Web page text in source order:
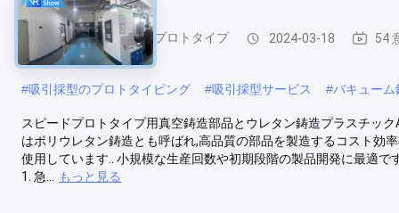
バキューム鋳造 急速プロトタイプ 2024-03-18 54
#吸引採型のプロトタイピング #吸引採型サービス #バキューム
スピードプロトタイプ用真空鋳造部品とウレタン鋳造プラスチッ
はポリウレタン鋳造とも呼ばれ,高品質の部品を製造するコスト効
使用しています.. 小規模な生産回数や初期段階の製品開発に最適
1. 急...
もっと見る